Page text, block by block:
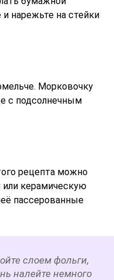
нарежьте на стейки
Морковочку
с подсолнечным
рецепта можно
или керамическую
пассерованные
слоем фольги,
налейте немного